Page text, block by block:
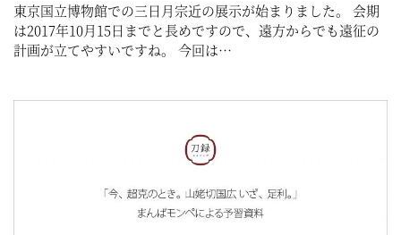
東京国立博物館での三日月宗近の展示が始まりました。 会期
は2017年10月15日までと長めですので、遠方からでも遠征の
計画が立てやすいですね。 今回は…